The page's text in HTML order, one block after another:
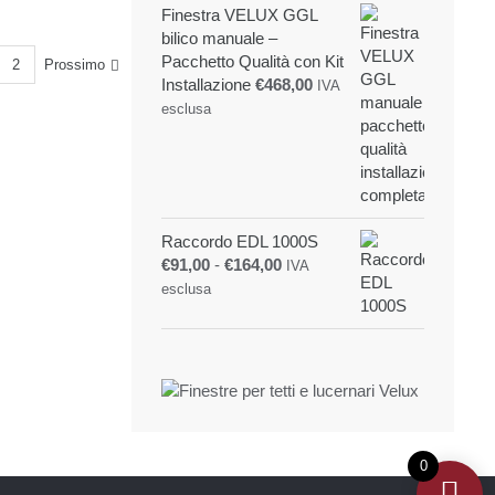
2 Prossimo
Finestra VELUX GGL
bilico manuale –
Pacchetto Qualità con Kit
Installazione €468,00 IVA
esclusa
Raccordo EDL 1000S
€91,00 - €164,00Fascia
da
€164,00
IVA
esclusa
0